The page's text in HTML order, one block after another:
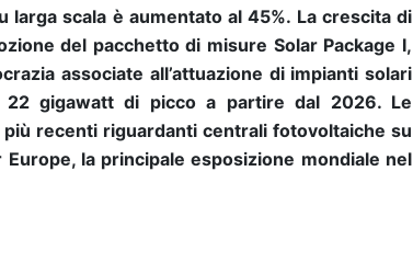
scala è aumentato al 45%. La crescita di
del pacchetto di misure Solar Package I,
associate all’attuazione di impianti solari
gigawatt di picco a partire dal 2026. Le
recenti riguardanti centrali fotovoltaiche su
la principale esposizione mondiale nel